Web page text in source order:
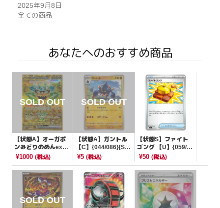
2025年9月8日
全ての商品
あなたへのおすすめ商品
【状態A】オーガポ
ンみどりのめんex
【UR】{131/101}[S
¥1000 (税込)
【状態A】ガントル
【C】{044/086}[SV1
1W]
¥5(税込)
【状態S】ファイト
ゴング 【U】{059/0
63}[M1L]
¥50 (税込)